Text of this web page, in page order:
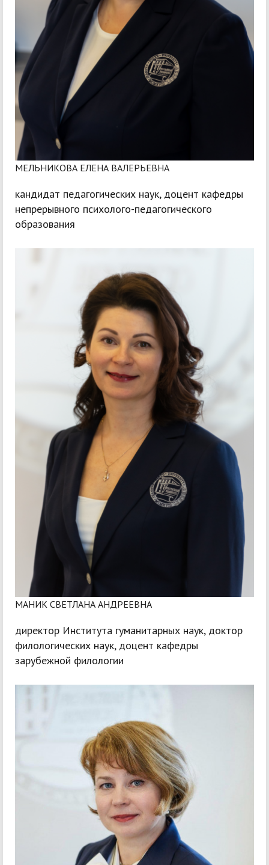
МЕЛЬНИКОВА ЕЛЕНА ВАЛЕРЬЕВНА
кандидат педагогических наук, доцент кафедры
непрерывного психолого-педагогического
образования
МАНИК СВЕТЛАНА АНДРЕЕВНА
директор Института гуманитарных наук, доктор
филологических наук, доцент кафедры
зарубежной филологии